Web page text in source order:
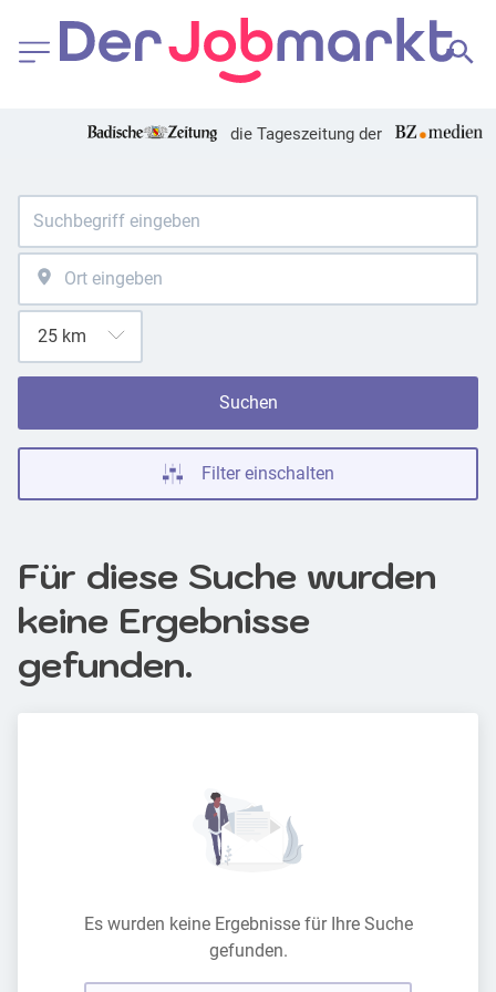
die Tageszeitung der
Suchen
Filter einschalten
Für diese Suche wurden
keine Ergebnisse
gefunden.
Es wurden keine Ergebnisse für Ihre Suche
gefunden.